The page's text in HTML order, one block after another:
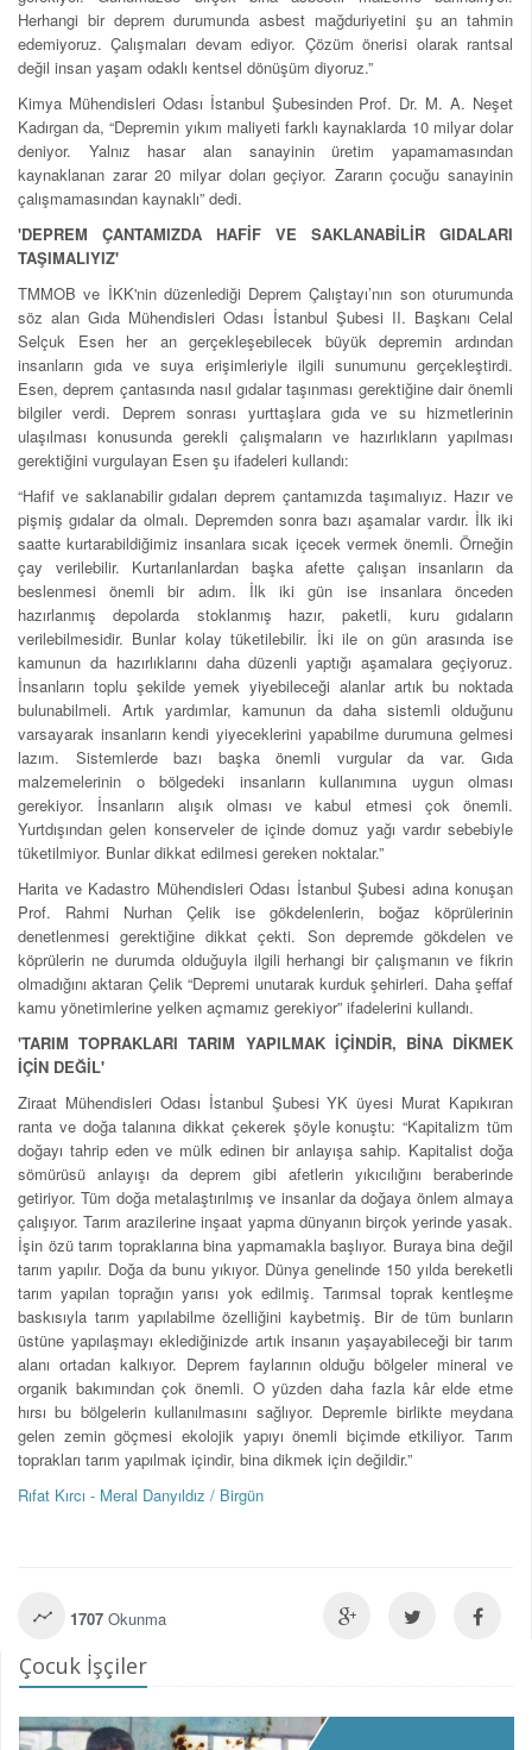
Herhangi bir deprem durumunda asbest mağduriyetini şu an tahmin
edemiyoruz. Çalışmaları devam ediyor. Çözüm önerisi olarak rantsal
değil insan yaşam odaklı kentsel dönüşüm diyoruz.”
Kimya Mühendisleri Odası İstanbul Şubesinden Prof. Dr. M. A. Neşet
Kadırgan da, “Depremin yıkım maliyeti farklı kaynaklarda 10 milyar dolar
deniyor. Yalnız hasar alan sanayinin üretim yapamamasından
kaynaklanan zarar 20 milyar doları geçiyor. Zararın çocuğu sanayinin
çalışmamasından kaynaklı” dedi.
'DEPREM ÇANTAMIZDA HAFİF VE SAKLANABİLİR GIDALARI
TAŞIMALIYIZ'
TMMOB ve İKK'nin düzenlediği Deprem Çalıştayı’nın son oturumunda
söz alan Gıda Mühendisleri Odası İstanbul Şubesi II. Başkanı Celal
Selçuk Esen her an gerçekleşebilecek büyük depremin ardından
insanların gıda ve suya erişimleriyle ilgili sunumunu gerçekleştirdi.
Esen, deprem çantasında nasıl gıdalar taşınması gerektiğine dair önemli
bilgiler verdi. Deprem sonrası yurttaşlara gıda ve su hizmetlerinin
ulaşılması konusunda gerekli çalışmaların ve hazırlıkların yapılması
gerektiğini vurgulayan Esen şu ifadeleri kullandı:
“Hafif ve saklanabilir gıdaları deprem çantamızda taşımalıyız. Hazır ve
pişmiş gıdalar da olmalı. Depremden sonra bazı aşamalar vardır. İlk iki
saatte kurtarabildiğimiz insanlara sıcak içecek vermek önemli. Örneğin
çay verilebilir. Kurtarılanlardan başka afette çalışan insanların da
beslenmesi önemli bir adım. İlk iki gün ise insanlara önceden
hazırlanmış depolarda stoklanmış hazır, paketli, kuru gıdaların
verilebilmesidir. Bunlar kolay tüketilebilir. İki ile on gün arasında ise
kamunun da hazırlıklarını daha düzenli yaptığı aşamalara geçiyoruz.
İnsanların toplu şekilde yemek yiyebileceği alanlar artık bu noktada
bulunabilmeli. Artık yardımlar, kamunun da daha sistemli olduğunu
varsayarak insanların kendi yiyeceklerini yapabilme durumuna gelmesi
lazım. Sistemlerde bazı başka önemli vurgular da var. Gıda
malzemelerinin o bölgedeki insanların kullanımına uygun olması
gerekiyor. İnsanların alışık olması ve kabul etmesi çok önemli.
Yurtdışından gelen konserveler de içinde domuz yağı vardır sebebiyle
tüketilmiyor. Bunlar dikkat edilmesi gereken noktalar.”
Harita ve Kadastro Mühendisleri Odası İstanbul Şubesi adına konuşan
Prof. Rahmi Nurhan Çelik ise gökdelenlerin, boğaz köprülerinin
denetlenmesi gerektiğine dikkat çekti. Son depremde gökdelen ve
köprülerin ne durumda olduğuyla ilgili herhangi bir çalışmanın ve fikrin
olmadığını aktaran Çelik “Depremi unutarak kurduk şehirleri. Daha şeffaf
kamu yönetimlerine yelken açmamız gerekiyor” ifadelerini kullandı.
'TARIM TOPRAKLARI TARIM YAPILMAK İÇİNDİR, BİNA DİKMEK
İÇİN DEĞİL'
Ziraat Mühendisleri Odası İstanbul Şubesi YK üyesi Murat Kapıkıran
ranta ve doğa talanına dikkat çekerek şöyle konuştu: “Kapitalizm tüm
doğayı tahrip eden ve mülk edinen bir anlayışa sahip. Kapitalist doğa
sömürüsü anlayışı da deprem gibi afetlerin yıkıcılığını beraberinde
getiriyor. Tüm doğa metalaştırılmış ve insanlar da doğaya önlem almaya
çalışıyor. Tarım arazilerine inşaat yapma dünyanın birçok yerinde yasak.
İşin özü tarım topraklarına bina yapmamakla başlıyor. Buraya bina değil
tarım yapılır. Doğa da bunu yıkıyor. Dünya genelinde 150 yılda bereketli
tarım yapılan toprağın yarısı yok edilmiş. Tarımsal toprak kentleşme
baskısıyla tarım yapılabilme özelliğini kaybetmiş. Bir de tüm bunların
üstüne yapılaşmayı eklediğinizde artık insanın yaşayabileceği bir tarım
alanı ortadan kalkıyor. Deprem faylarının olduğu bölgeler mineral ve
organik bakımından çok önemli. O yüzden daha fazla kâr elde etme
hırsı bu bölgelerin kullanılmasını sağlıyor. Depremle birlikte meydana
gelen zemin göçmesi ekolojik yapıyı önemli biçimde etkiliyor. Tarım
toprakları tarım yapılmak içindir, bina dikmek için değildir.”
Rıfat Kırcı - Meral Danyıldız / Birgün
1707 Okunma
Çocuk İşçiler